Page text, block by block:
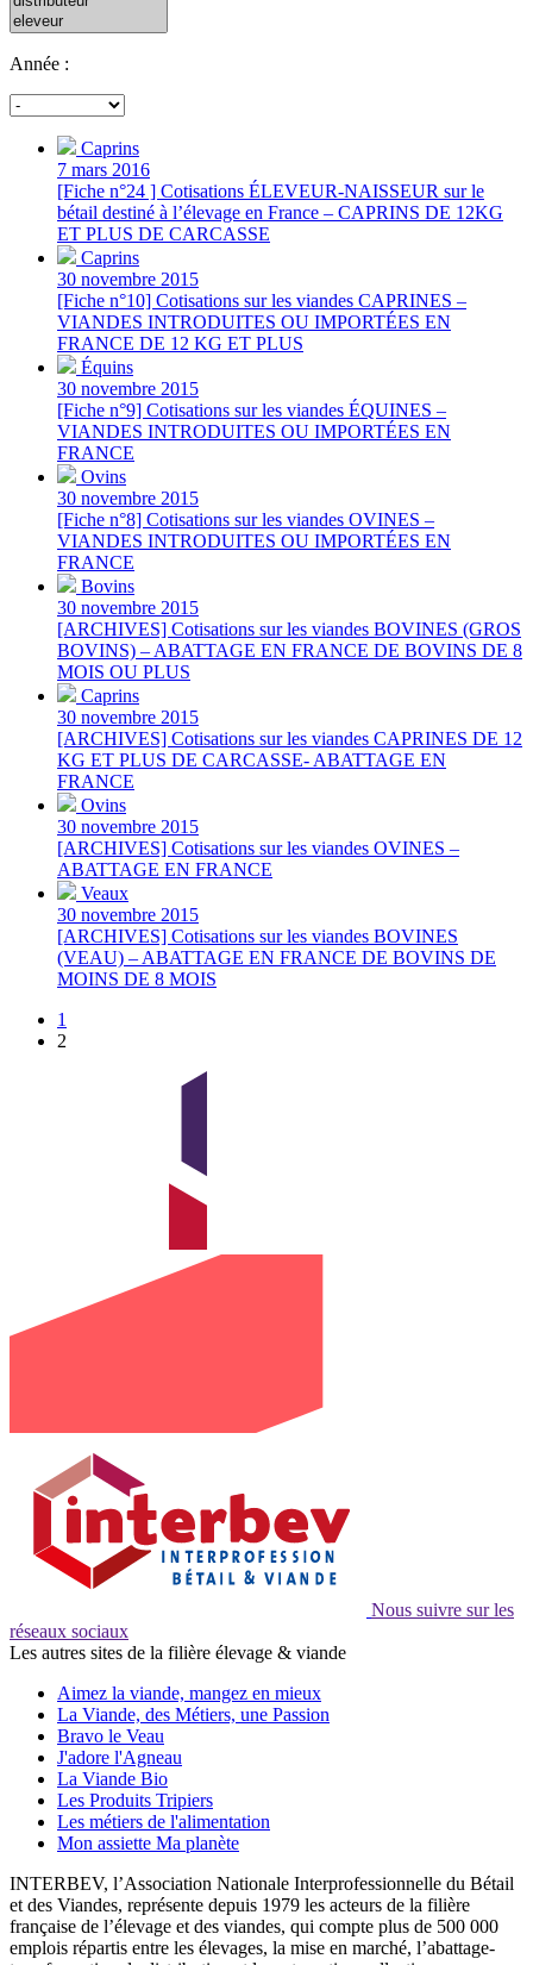
Année :
Caprins
7 mars 2016
[Fiche n°24 ] Cotisations ÉLEVEUR-NAISSEUR sur le
bétail destiné à l’élevage en France – CAPRINS DE 12KG
ET PLUS DE CARCASSE
Caprins
30 novembre 2015
[Fiche n°10] Cotisations sur les viandes CAPRINES –
VIANDES INTRODUITES OU IMPORTÉES EN
FRANCE DE 12 KG ET PLUS
Équins
30 novembre 2015
[Fiche n°9] Cotisations sur les viandes ÉQUINES –
VIANDES INTRODUITES OU IMPORTÉES EN
FRANCE
Ovins
30 novembre 2015
[Fiche n°8] Cotisations sur les viandes OVINES –
VIANDES INTRODUITES OU IMPORTÉES EN
FRANCE
Bovins
30 novembre 2015
[ARCHIVES] Cotisations sur les viandes BOVINES (GROS
BOVINS) – ABATTAGE EN FRANCE DE BOVINS DE 8
MOIS OU PLUS
Caprins
30 novembre 2015
[ARCHIVES] Cotisations sur les viandes CAPRINES DE 12
KG ET PLUS DE CARCASSE- ABATTAGE EN
FRANCE
Ovins
30 novembre 2015
[ARCHIVES] Cotisations sur les viandes OVINES –
ABATTAGE EN FRANCE
Veaux
30 novembre 2015
[ARCHIVES] Cotisations sur les viandes BOVINES
(VEAU) – ABATTAGE EN FRANCE DE BOVINS DE
MOINS DE 8 MOIS
1
2
Nous suivre sur les
réseaux sociaux
Les autres sites de la filière élevage & viande
Aimez la viande, mangez en mieux
La Viande, des Métiers, une Passion
Bravo le Veau
J'adore l'Agneau
La Viande Bio
Les Produits Tripiers
Les métiers de l'alimentation
Mon assiette Ma planète
INTERBEV, l’Association Nationale Interprofessionnelle du Bétail
et des Viandes, représente depuis 1979 les acteurs de la filière
française de l’élevage et des viandes, qui compte plus de 500 000
emplois répartis entre les élevages, la mise en marché, l’abattage-